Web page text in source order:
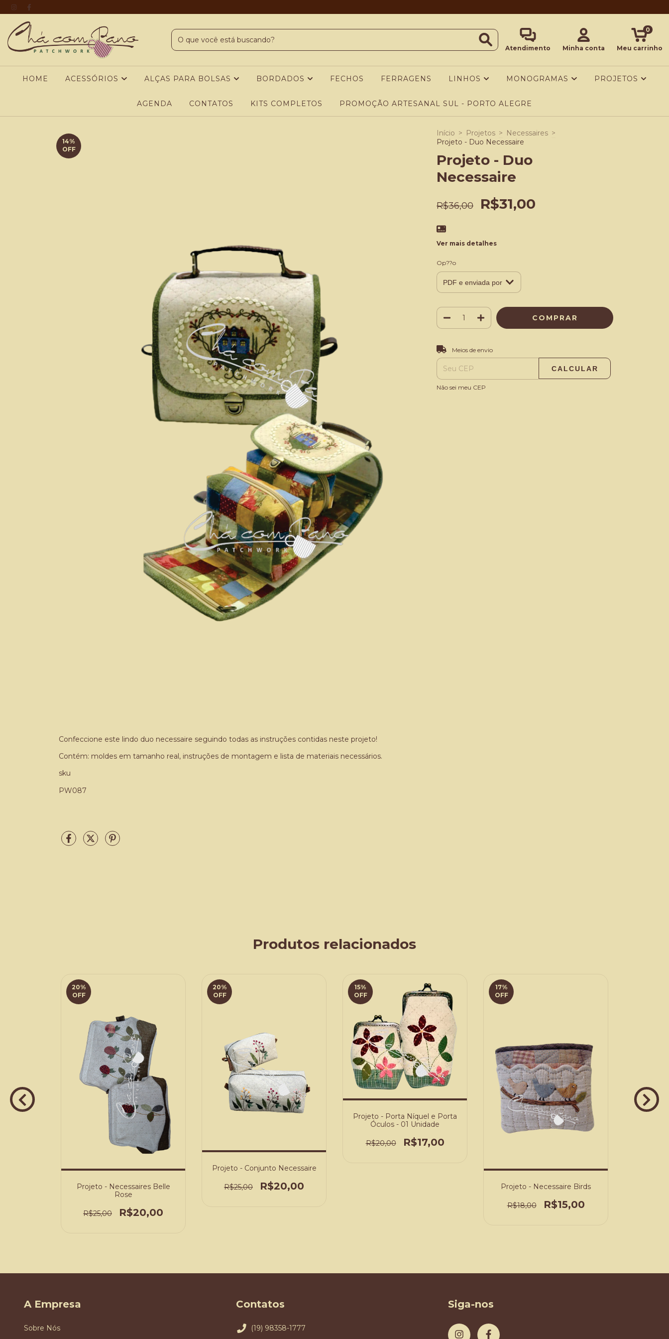
Atendimento Minha conta Meu carrinho
0
HOME ACESSÓRIOS ALÇAS PARA BOLSAS BORDADOS FECHOS FERRAGENS LINHOS MONOGRAMAS PROJETOS
AGENDA CONTATOS KITS COMPLETOS PROMOÇÃO ARTESANAL SUL - PORTO ALEGRE
14%
OFF
Confeccione este lindo duo necessaire seguindo todas as instruções contidas neste projeto!
Contém: moldes em tamanho real, instruções de montagem e lista de materiais necessários.
sku
PW087
Início > Projetos > Necessaires >
Projeto - Duo Necessaire
Projeto - Duo
Necessaire
R$36,00 R$31,00
Ver mais detalhes
Op??o
Entregas para o CEP:
Meios de envio
CALCULAR
Não sei meu CEP
Produtos relacionados
20%
OFF
Projeto - Necessaires Belle
Rose
R$25,00 R$20,00
20%
OFF
Projeto - Conjunto Necessaire
R$25,00 R$20,00
15%
OFF
Projeto - Porta Níquel e Porta
Óculos - 01 Unidade
R$20,00 R$17,00
17%
OFF
Projeto - Necessaire Birds
R$18,00 R$15,00
A Empresa
Sobre Nós
Contatos
(19) 98358-1777
Siga-nos